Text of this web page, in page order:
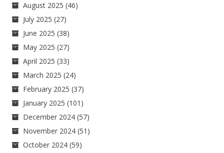
August 2025 (46)
July 2025 (27)
June 2025 (38)
May 2025 (27)
April 2025 (33)
March 2025 (24)
February 2025 (37)
January 2025 (101)
December 2024 (57)
November 2024 (51)
October 2024 (59)